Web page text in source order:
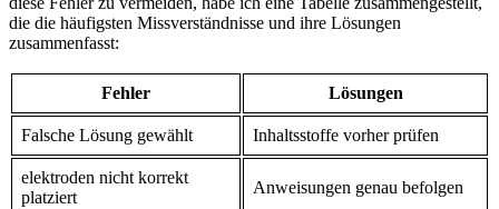
die die häufigsten Missverständnisse⁤ und ihre Lösungen
zusammenfasst:
Fehler Lösungen
Falsche⁣ Lösung gewählt Inhaltsstoffe vorher prüfen
elektroden nicht⁣ korrekt⁣
platziert
Anweisungen genau⁤ befolgen